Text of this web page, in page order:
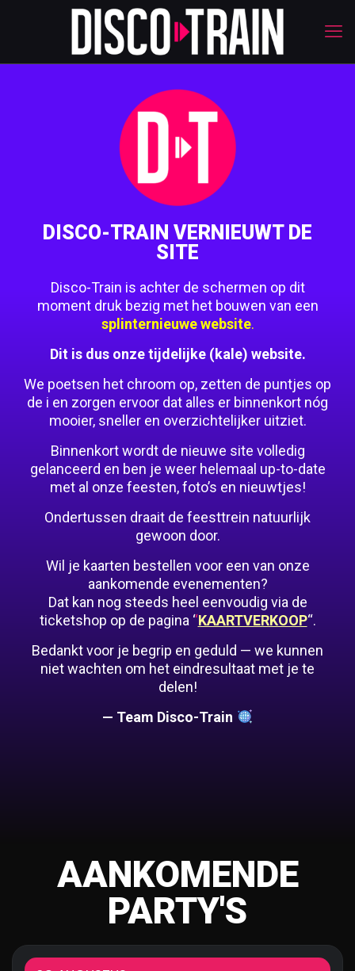
DISCO-TRAIN VERNIEUWT DE
SITE
Disco-Train is achter de schermen op dit
moment druk bezig met het bouwen van een
splinternieuwe website.
Dit is dus onze tijdelijke (kale) website.
We poetsen het chroom op, zetten de puntjes op
de i en zorgen ervoor dat alles er binnenkort nóg
mooier, sneller en overzichtelijker uitziet.
Binnenkort wordt de nieuwe site volledig
gelanceerd en ben je weer helemaal up-to-date
met al onze feesten, foto’s en nieuwtjes!
Ondertussen draait de feesttrein natuurlijk
gewoon door.
Wil je kaarten bestellen voor een van onze
aankomende evenementen?
Dat kan nog steeds heel eenvoudig via de
ticketshop op de pagina ‘‘KAARTVERKOOP“.
Bedankt voor je begrip en geduld — we kunnen
niet wachten om het eindresultaat met je te
delen!
— Team Disco-Train
AANKOMENDE
PARTY'S